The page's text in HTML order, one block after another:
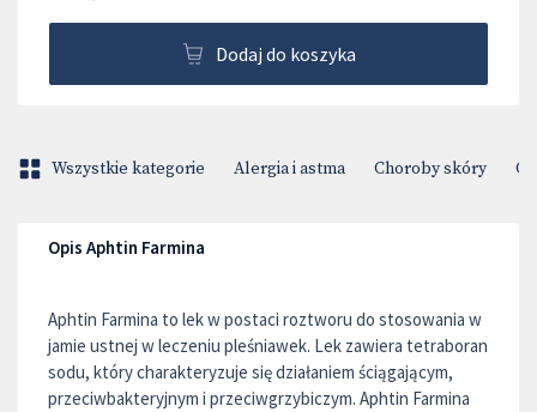
Dodaj do koszyka
Wszystkie kategorie Alergia i astma Choroby skóry
Opis Aphtin Farmina
Aphtin Farmina to lek w postaci roztworu do stosowania w
jamie ustnej w leczeniu pleśniawek. Lek zawiera tetraboran
sodu, który charakteryzuje się działaniem ściągającym,
przeciwbakteryjnym i przeciwgrzybiczym. Aphtin Farmina